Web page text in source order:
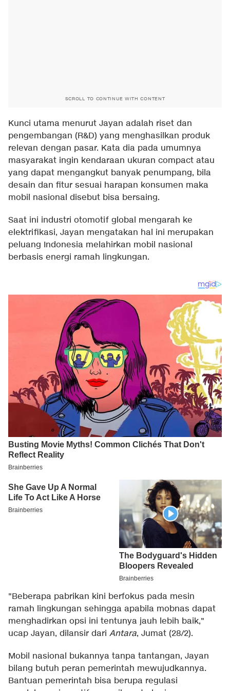
SCROLL TO CONTINUE WITH CONTENT
Kunci utama menurut Jayan adalah riset dan
pengembangan (R&D) yang menghasilkan produk
relevan dengan pasar. Kata dia pada umumnya
masyarakat ingin kendaraan ukuran compact atau
yang dapat mengangkut banyak penumpang, bila
desain dan fitur sesuai harapan konsumen maka
mobil nasional disebut bisa bersaing.
Saat ini industri otomotif global mengarah ke
elektrifikasi, Jayan mengatakan hal ini merupakan
peluang Indonesia melahirkan mobil nasional
berbasis energi ramah lingkungan.
"Beberapa pabrikan kini berfokus pada mesin
ramah lingkungan sehingga apabila mobnas dapat
menghadirkan opsi ini tentunya jauh lebih baik,"
ucap Jayan, dilansir dari Antara, Jumat (28/2).
Mobil nasional bukannya tanpa tantangan, Jayan
bilang butuh peran pemerintah mewujudkannya.
Bantuan pemerintah bisa berupa regulasi